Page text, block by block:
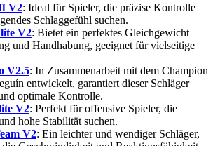
V2: Ideal für Spieler, die präzise Kontrolle
Schlaggefühl suchen.
V2: Bietet ein perfektes Gleichgewicht
und Handhabung, geeignet für vielseitige
V2.5: In Zusammenarbeit mit dem Champion
entwickelt, garantiert dieser Schläger
optimale Kontrolle.
V2: Perfekt für offensive Spieler, die
hohe Stabilität suchen.
V2: Ein leichter und wendiger Schläger,